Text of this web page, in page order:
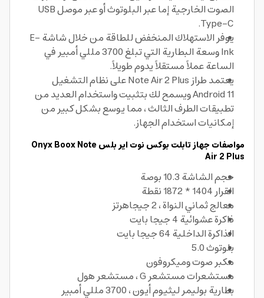
الصوت الخارجية إما عبر البلوتوث أو عبر موصل USB
Type-C.
يوفر الاستهلاك المنخفض للطاقة من خلال شاشة E-
Ink وسعة البطارية التي تبلغ 3700 مللي أمبير في
الساعة عملاً مستقلاً يدوم طويلاً.
يعتمد طراز Note Air 2 Plus على نظام التشغيل
Android 11 ويسمح لك بتثبيت واستخدام العديد من
تطبيقات الطرف الثالث ، مما يوسع بشكل كبير من
إمكانيات استخدام الجهاز.
مواصفات جهاز تابلت بوكس نوت اير بلس Onyx Boox Note
Air 2 Plus
حجم الشاشة 10.3 بوصة
القرار 1404 * 1872 نقطة
معالج ثماني النواة ، 2 جيجاهرتز
ذاكرة عشوائية 4 جيجا بايت
الذاكرة الداخلية 64 جيجا بايت
بلوتوث 5.0
مكبر صوت وميكروفون
مستشعرات مستشعر G ، مستشعر هول
بطارية بوليمر ليثيوم أيون ، 3700 مللي أمبير